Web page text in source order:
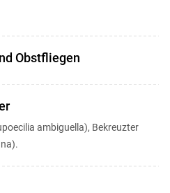
Obstfliegen
ambiguella), Bekreuzter